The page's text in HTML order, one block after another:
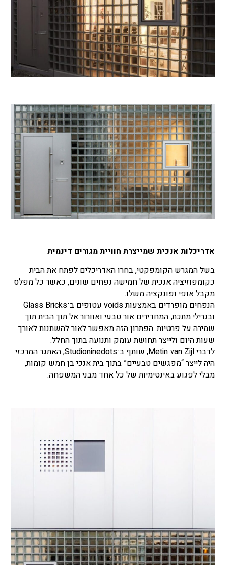
אדריכלות אנכית שמייצרת חוויית מגורים דינמית
בשל המגרש הקומפקטי, בחרו האדריכלים לפתח את הבית
כקומפוזיציה אנכית של חמישה נפחים שונים, כאשר כל מפלס
מקבל אופי ופונקציה משלו.
הנפחים מופרדים באמצעות voids עטופים ב־Glass Bricks
ובגרילי מתכת, המחדירים אור טבעי ואוורור אל תוך הבית תוך
שמירה על פרטיות. הפתרון הזה מאפשר לאור להשתנות לאורך
שעות היום ולייצר תחושת עומק ותנועה בתוך החלל.
לדברי Metin van Zijl, שותף ב־Studioninedots, האתגר המרכזי
היה לייצר “מפגשים טבעיים” בתוך בית אנכי בן חמש קומות,
מבלי לפגוע באינטימיות של כל אחד מבני המשפחה.